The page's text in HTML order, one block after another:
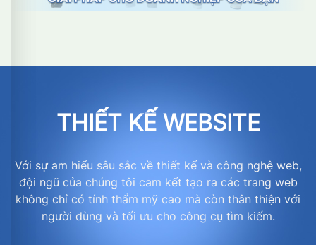
THIẾT KẾ WEBSITE
Với sự am hiểu sâu sắc về thiết kế và công nghệ web,
đội ngũ của chúng tôi cam kết tạo ra các trang web
không chỉ có tính thẩm mỹ cao mà còn thân thiện với
người dùng và tối ưu cho công cụ tìm kiếm.